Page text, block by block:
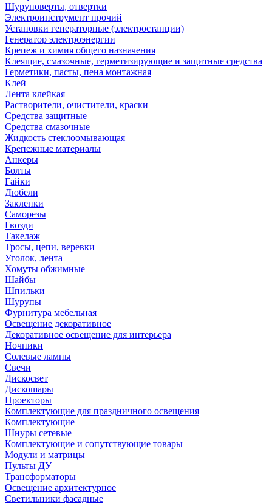
Шуруповерты, отвертки
Электроинструмент прочий
Установки генераторные (электростанции)
Генератор электроэнергии
Крепеж и химия общего назначения
Клеящие, смазочные, герметизирующие и защитные средства
Герметики, пасты, пена монтажная
Клей
Лента клейкая
Растворители, очистители, краски
Средства защитные
Средства смазочные
Жидкость стеклоомывающая
Крепежные материалы
Анкеры
Болты
Гайки
Дюбели
Заклепки
Саморезы
Гвозди
Такелаж
Тросы, цепи, веревки
Уголок, лента
Хомуты обжимные
Шайбы
Шпильки
Шурупы
Фурнитура мебельная
Освещение декоративное
Декоративное освещение для интерьера
Ночники
Солевые лампы
Свечи
Дискосвет
Дискошары
Проекторы
Комплектующие для праздничного освещения
Комплектующие
Шнуры сетевые
Комплектующие и сопутствующие товары
Модули и матрицы
Пульты ДУ
Трансформаторы
Освещение архитектурное
Светильники фасадные